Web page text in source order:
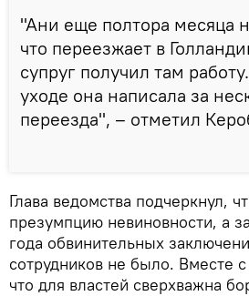
"Ани еще полтора месяца
что переезжает в
супруг получил там
уходе она написала за
переезда", – отметил
Глава ведомства подчеркнул,
презумпцию невиновности, а
года обвинительных
сотрудников не было. Вместе
что для властей сверхважна